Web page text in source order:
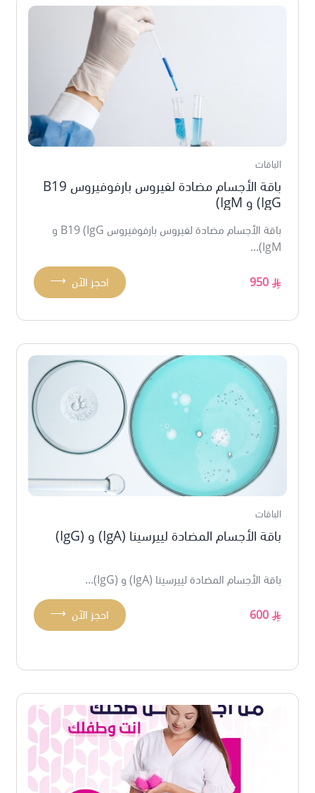
الباقات
باقة الأجسام مضادة لفيروس بارفوفيروس B19
(IgG و IgM)
باقة الأجسام مضادة لفيروس بارفوفيروس B19 (IgG و
IgM)...
950
⟶ احجز الآن
الباقات
باقة الأجسام المضادة لييرسينا (IgA) و (IgG)
باقة الأجسام المضادة لييرسينا (IgA) و (IgG)...
600
⟶ احجز الآن